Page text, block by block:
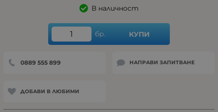
В наличност
бр. КУПИ
0889 555 899 НАПРАВИ ЗАПИТВАНЕ
ДОБАВИ В ЛЮБИМИ